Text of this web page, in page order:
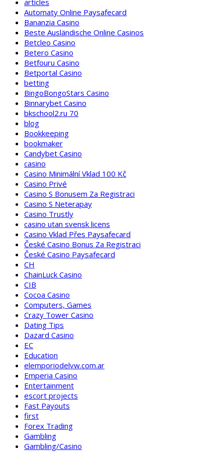
Automaty Online Paysafecard
Bananzia Casino
Beste Ausländische Online Casinos
Betcleo Casino
Betero Casino
Betfouru Casino
Betportal Casino
betting
BingoBongoStars Casino
Binnarybet Casino
bkschool2.ru 70
blog
Bookkeeping
bookmaker
Candybet Casino
casino
Casino Minimální Vklad 100 Kč
Casino Privé
Casino S Bonusem Za Registraci
Casino S Neterapay
Casino Trustly
casino utan svensk licens
Casino Vklad Přes Paysafecard
České Casino Bonus Za Registraci
České Casino Paysafecard
CH
ChainLuck Casino
CIB
Cocoa Casino
Computers, Games
Crazy Tower Сasino
Dating Tips
Dazard Casino
EC
Education
elemporiodelvw.com.ar
Emperia Casino
Entertainment
escort projects
Fast Payouts
first
Forex Trading
Gambling
Gambling/Casino